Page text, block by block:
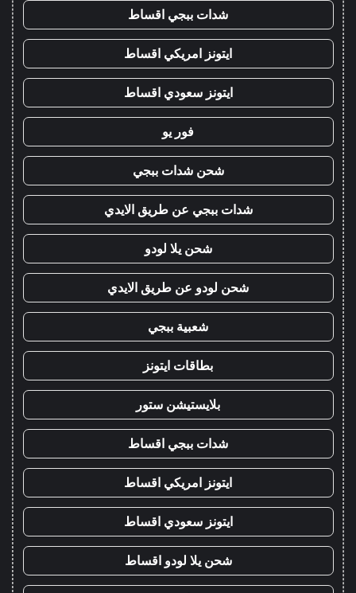
شدات ببجي اقساط
ايتونز امريكي اقساط
ايتونز سعودي اقساط
فور يو
شحن شدات ببجي
شدات ببجي عن طريق الايدي
شحن يلا لودو
شحن لودو عن طريق الايدي
شعبية ببجي
بطاقات ايتونز
بلايستيشن ستور
شدات ببجي اقساط
ايتونز امريكي اقساط
ايتونز سعودي اقساط
شحن يلا لودو اقساط